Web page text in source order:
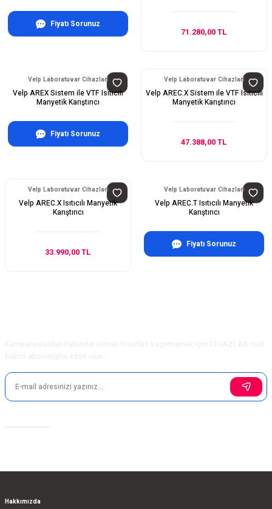
Fiyatı Sorunuz
71.280,00 TL
Velp Laboratuvar Cihazları
Velp AREX Sistem ile VTF Isıtıcılı
Manyetik Karıştırıcı
Fiyatı Sorunuz
Velp Laboratuvar Cihazları
Velp AREC.X Sistem ile VTF Isıtıcılı
Manyetik Karıştırıcı
47.388,00 TL
Velp Laboratuvar Cihazları
Velp AREC.X Isıtıcılı Manyetik
Karıştırıcı
33.990,00 TL
Velp Laboratuvar Cihazları
Velp AREC.T Isıtıcılı Manyetik
Karıştırıcı
Fiyatı Sorunuz
Hakkımızda